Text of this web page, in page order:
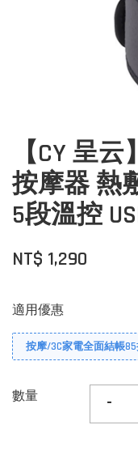
【CY 呈
按摩器 熱
5段溫控
NT$ 1,290
適用優惠
按摩/3C家電全面結帳
數量 -